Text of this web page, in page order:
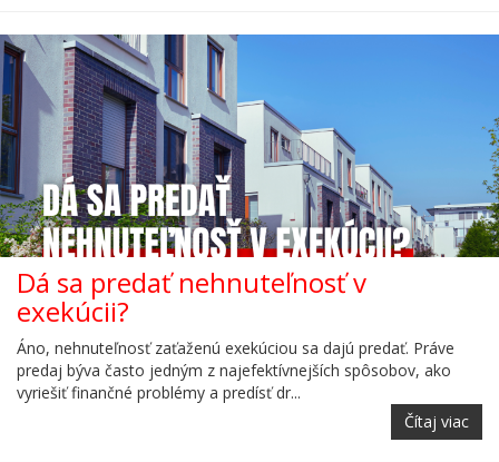
Dá sa predať nehnuteľnosť v
exekúcii?
Áno, nehnuteľnosť zaťaženú exekúciou sa dajú predať. Práve
predaj býva často jedným z najefektívnejších spôsobov, ako
vyriešiť finančné problémy a predísť dr...
Čítaj viac